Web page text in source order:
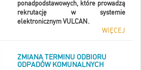
SULBOROWICE
Cena szczepienia – 30zł.
ponadpodstawowych, które prowadzą
rekrutację w systemie
elektronicznym VULCAN.
WIĘCEJ
ZMIANA TERMINU ODBIORU
ODPADÓW KOMUNALNYCH